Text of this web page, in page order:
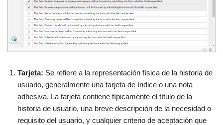
Tarjeta: Se refiere a la representación física de la historia de
usuario, generalmente una tarjeta de índice o una nota
adhesiva. La tarjeta contiene típicamente el título de la
historia de usuario, una breve descripción de la necesidad o
requisito del usuario, y cualquier criterio de aceptación que